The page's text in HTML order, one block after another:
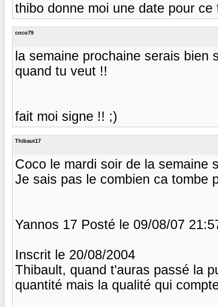
thibo donne moi une date pour
coco79
la semaine prochaine serais
quand tu veut !!
fait moi signe !! ;)
Thibaut17
Coco le mardi soir de la semaine
Je sais pas le combien ca tombe
Yannos 17 Posté le 09/08/07
Inscrit le 20/08/2004
Thibault, quand t'auras passé la
quantité mais la qualité qui